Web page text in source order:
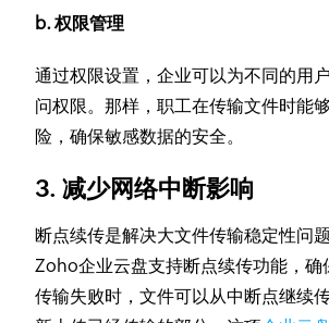
b. 权限管理
通过权限设置，企业可以为不同的用
问权限。那样，职工在传输文件时能
险，确保敏感数据的安全。
3. 减少网络中断影响
断点续传是解决大文件传输稳定性问
Zoho企业云盘支持断点续传功能，确
传输失败时，文件可以从中断点继续